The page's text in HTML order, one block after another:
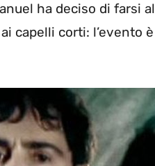
ha deciso di farsi
capelli corti: l’evento